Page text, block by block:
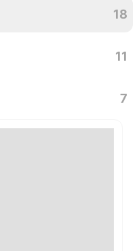
18
11
5
7